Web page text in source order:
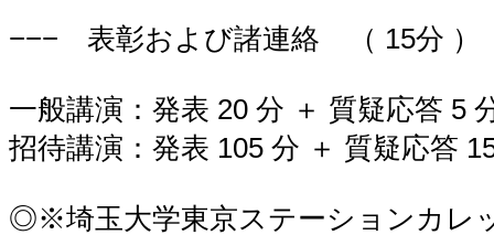
−−− 表彰および諸連絡 （ 15分
一般講演：発表 20 分 ＋ 質疑応答 5
招待講演：発表 105 分 ＋ 質疑応答
◎※埼玉大学東京ステーションカレ